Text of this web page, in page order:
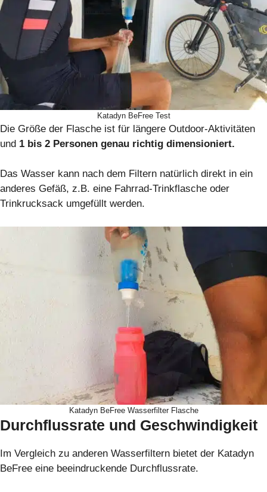
Katadyn BeFree Test
Die Größe der Flasche ist für längere Outdoor-Aktivitäten
und 1 bis 2 Personen genau richtig dimensioniert.
Das Wasser kann nach dem Filtern natürlich direkt in ein
anderes Gefäß, z.B. eine Fahrrad-Trinkflasche oder
Trinkrucksack umgefüllt werden.
Katadyn BeFree Wasserfilter Flasche
Durchflussrate und Geschwindigkeit
Im Vergleich zu anderen Wasserfiltern bietet der Katadyn
BeFree eine beeindruckende Durchflussrate.